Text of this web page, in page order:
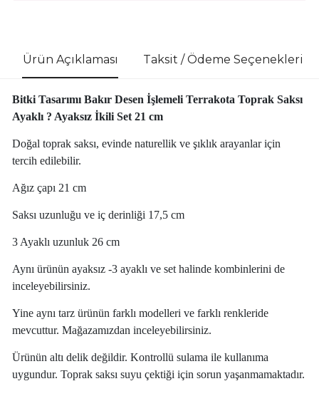
Ürün Açıklaması Taksit / Ödeme Seçenekleri
Bitki Tasarımı Bakır Desen İşlemeli Terrakota Toprak Saksı
Ayaklı ? Ayaksız İkili Set 21 cm
Doğal toprak saksı, evinde naturellik ve şıklık arayanlar için
tercih edilebilir.
Ağız çapı 21 cm
Saksı uzunluğu ve iç derinliği 17,5 cm
3 Ayaklı uzunluk 26 cm
Aynı ürünün ayaksız -3 ayaklı ve set halinde kombinlerini de
inceleyebilirsiniz.
Yine aynı tarz ürünün farklı modelleri ve farklı renkleride
mevcuttur. Mağazamızdan inceleyebilirsiniz.
Ürünün altı delik değildir. Kontrollü sulama ile kullanıma
uygundur. Toprak saksı suyu çektiği için sorun yaşanmamaktadır.